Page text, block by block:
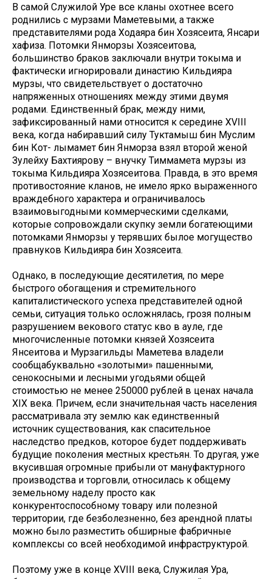
В самой Служилой Уре все кланы охотнее всего
роднились с мурзами Маметевыми, а также
представителями рода Ходаяра бин Хозясеита, Янсари
хафиза. Потомки Янморзы Хозясеитова,
большинство браков заключали внутри токыма и
фактически игнорировали династию Кильдияра
мурзы, что свидетельствует о достаточно
напряженных отношениях между этими двумя
родами. Единственный брак, между ними,
зафиксированный нами относится к середине XVIII
века, когда набиравший силу Туктамыш бин Муслим
бин Кот- лымамет бин Янморза взял второй женой
Зулейху Бахтиярову – внучку Тиммамета мурзы из
токыма Кильдияра Хозясеитова. Правда, в это время
противостояние кланов, не имело ярко выраженного
враждебного характера и ограничивалось
взаимовыгодными коммерческими сделками,
которые сопровождали скупку земли богатеющими
потомками Янморзы у терявших былое могущество
правнуков Кильдияра бин Хозясеита.
Однако, в последующие десятилетия, по мере
быстрого обогащения и стремительного
капиталистического успеха представителей одной
семьи, ситуация только осложнялась, грозя полным
разрушением векового статус кво в ауле, где
многочисленные потомки князей Хозясеита
Янсеитова и Мурзагильды Маметева владели
сообщабуквально «золотыми» пашенными,
сенокосными и лесными угодьями общей
стоимостью не менее 250000 рублей в ценах начала
XIX века. Причем, если значительная часть населения
рассматривала эту землю как единственный
источник существования, как спасительное
наследство предков, которое будет поддерживать
будущие поколения местных крестьян. То другая, уже
вкусившая огромные прибыли от мануфактурного
производства и торговли, относилась к общему
земельному наделу просто как
конкурентоспособному товару или полезной
территории, где безболезненно, без арендной платы
можно было разместить обширные фабричные
комплексы со всей необходимой инфраструктурой.
Поэтому уже в конце XVIII века, Служилая Ура,